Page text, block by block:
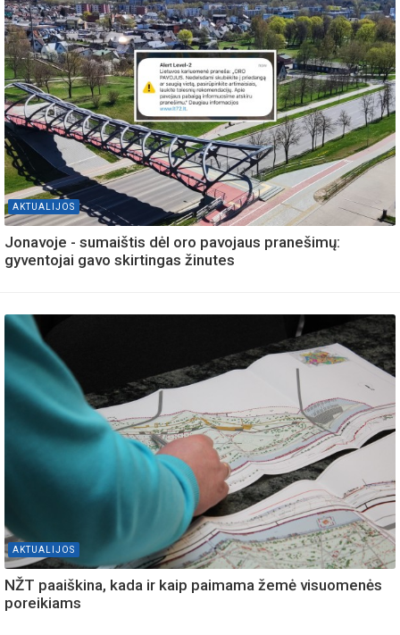
AKTUALIJOS
Jonavoje - sumaištis dėl oro pavojaus pranešimų:
gyventojai gavo skirtingas žinutes
AKTUALIJOS
NŽT paaiškina, kada ir kaip paimama žemė visuomenės
poreikiams